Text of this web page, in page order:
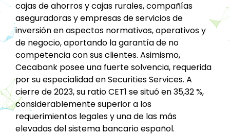
cajas de ahorros y cajas rurales, compañías
aseguradoras y empresas de servicios de
inversión en aspectos normativos, operativos y
de negocio, aportando la garantía de no
competencia con sus clientes. Asimismo,
Cecabank posee una fuerte solvencia, requerida
por su especialidad en Securities Services. A
cierre de 2023, su ratio CET1 se situó en 35,32 %,
considerablemente superior a los
requerimientos legales y una de las más
elevadas del sistema bancario español.